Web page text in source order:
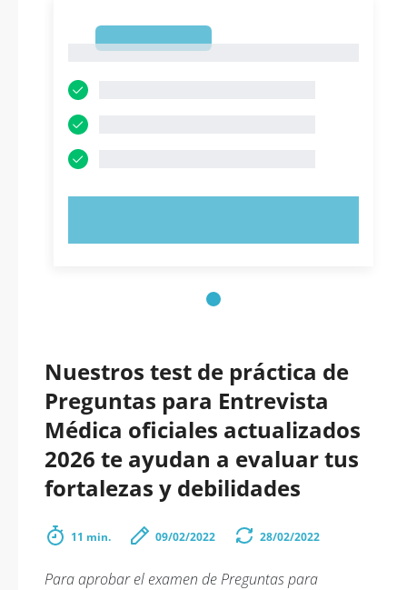
Nuestros test de práctica de
Preguntas para Entrevista
Médica oficiales actualizados
2026 te ayudan a evaluar tus
fortalezas y debilidades
11 min. 09/02/2022 28/02/2022
Para aprobar el examen de Preguntas para